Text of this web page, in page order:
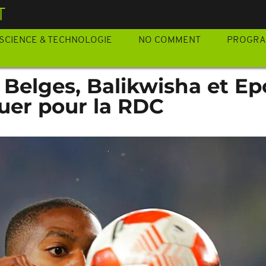
SCIENCE & TECHNOLOGIE NO COMMENT
Balikwisha et
pour la RDC